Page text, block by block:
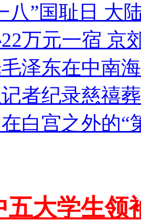
八”国耻日 大
万元一宿 京
泽东在中南
者纪录慈禧
白宫之外的“
五大学生领